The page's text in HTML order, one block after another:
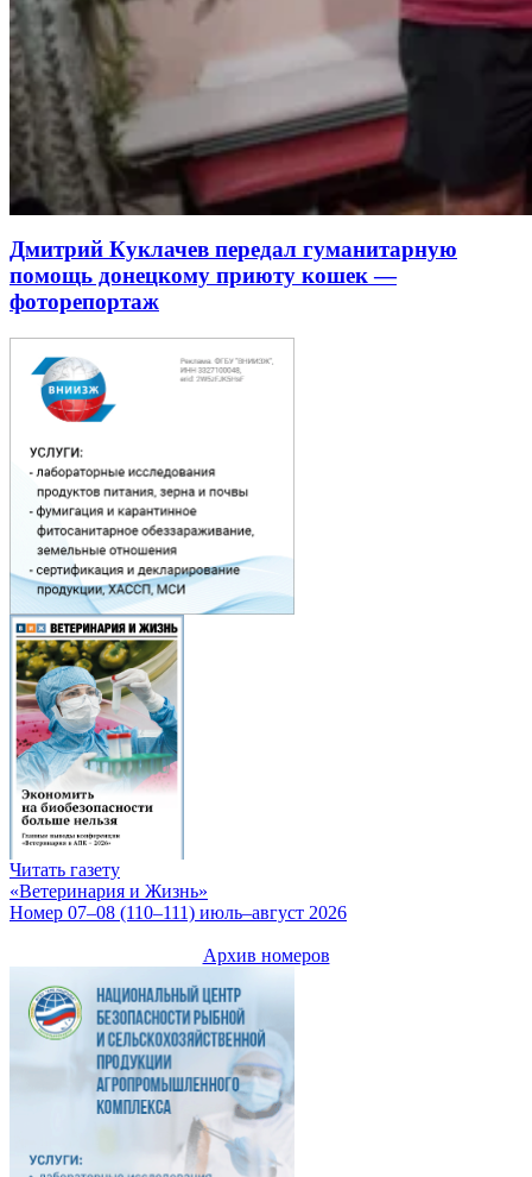
Дмитрий Куклачев передал гуманитарную
помощь донецкому приюту кошек —
фоторепортаж
Читать газету
«Ветеринария и Жизнь»
Номер 07–08 (110–111) июль–август 2026
Архив номеров